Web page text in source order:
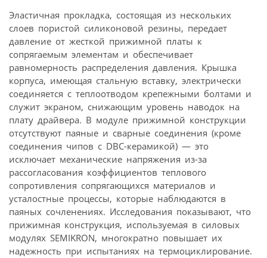
Эластичная прокладка, состоящая из нескольких
слоев пористой силиконовой резины, передает
давление от жесткой прижимной платы к
сопрягаемым элементам и обеспечивает
равномерность распределения давления. Крышка
корпуса, имеющая стальную вставку, электрически
соединяется с теплоотводом крепежными болтами и
служит экраном, снижающим уровень наводок на
плату драйвера. В модуле прижимной конструкции
отсутствуют паяные и сварные соединения (кроме
соединения чипов с DBC-керамикой) — это
исключает механические напряжения из-за
рассогласования коэффициентов теплового
сопротивления сопрягающихся материалов и
усталостные процессы, которые наблюдаются в
паяных сочленениях. Исследования показывают, что
прижимная конструкция, используемая в силовых
модулях SEMIKRON, многократно повышает их
надежность при испытаниях на термоциклирование.